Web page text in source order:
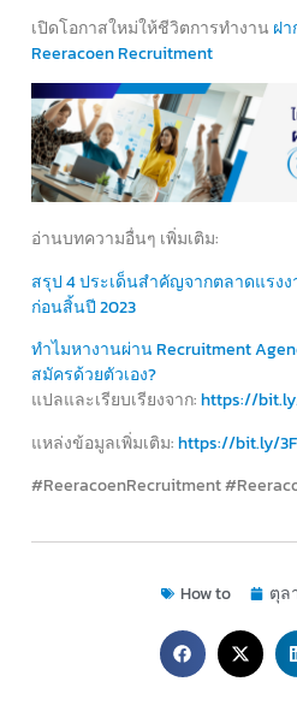
เปิดโอกาสใหม่ให้ชีวิตการทำงาน ฝ
Reeracoen Recruitment
อ่านบทความอื่นๆ เพิ่มเติม:
สรุป 4 ประเด็นสำคัญจากตลาดแรง
ก่อนสิ้นปี 2023
ทำไมหางานผ่าน Recruitment
สมัครด้วยตัวเอง?
แปลและเรียบเรียงจาก:https://
แหล่งข้อมูลเพิ่มเติม:https://bit.ly/
#ReeracoenRecruitment
How to ตุล